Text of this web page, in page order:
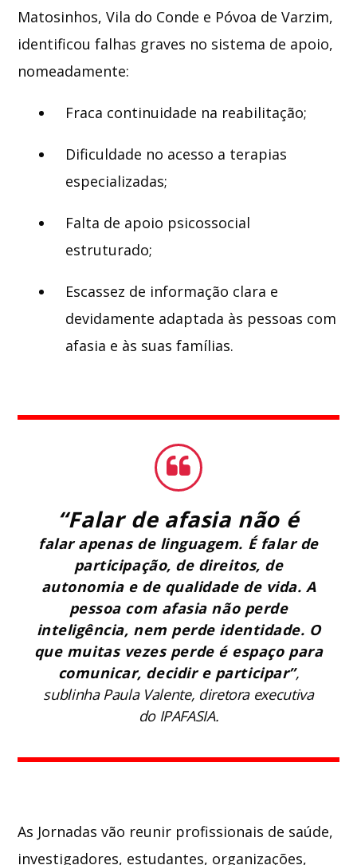
Matosinhos, Vila do Conde e Póvoa de Varzim,
identificou falhas graves no sistema de apoio,
nomeadamente:
Fraca continuidade na reabilitação;
Dificuldade no acesso a terapias
especializadas;
Falta de apoio psicossocial
estruturado;
Escassez de informação clara e
devidamente adaptada às pessoas com
afasia e às suas famílias.
“Falar de afasia não é
falar apenas de linguagem. É falar de
participação, de direitos, de
autonomia e de qualidade de vida. A
pessoa com afasia não perde
inteligência, nem perde identidade. O
que muitas vezes perde é espaço para
comunicar, decidir e participar”,
sublinha Paula Valente, diretora executiva
do IPAFASIA.
As Jornadas vão reunir profissionais de saúde,
investigadores, estudantes, organizações,